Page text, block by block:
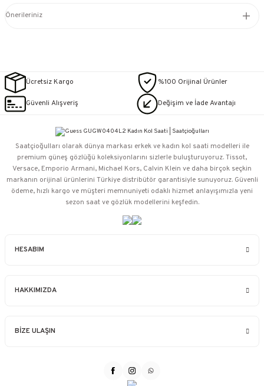
Önerileriniz
Ücretsiz Kargo %100 Orijinal Ürünler
Güvenli Alışveriş Değişim ve İade Avantajı
HESABIM
HAKKIMIZDA
BİZE ULAŞIN
Saatçioğulları⁠ olarak dünya markası erkek ve kadın kol saati modelleri ile
premium güneş gözlüğü koleksiyonlarını sizlerle buluşturuyoruz. Tissot,
Versace, Emporio Armani, Michael Kors, Calvin Klein ve daha birçok seçkin
markanın orijinal ürünlerini Türkiye distribütör garantisiyle sunuyoruz. Güvenli
ödeme, hızlı kargo ve müşteri memnuniyeti odaklı hizmet anlayışımızla yeni
sezon saat ve gözlük modellerini keşfedin.